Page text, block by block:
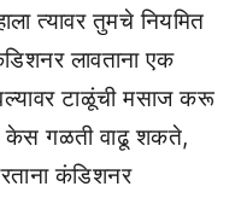
त्यावर तुमचे नियमित
लावताना एक
टाळूंची मसाज करू
केस गळती वाढू शकते,
कंडिशनर